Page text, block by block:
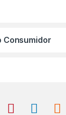
Consumidor